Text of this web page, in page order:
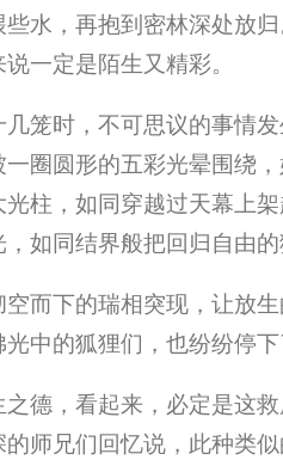
水，再抱到密林深处放
一定是陌生又精彩。
几笼时，不可思议的事情
一圈圆形的五彩光晕围绕
柱，如同穿越过天幕上
如同结界般把回归自由的
而下的瑞相突现，让放
中的狐狸们，也纷纷停
之德，看起来，必定是这
师兄们回忆说，此种类